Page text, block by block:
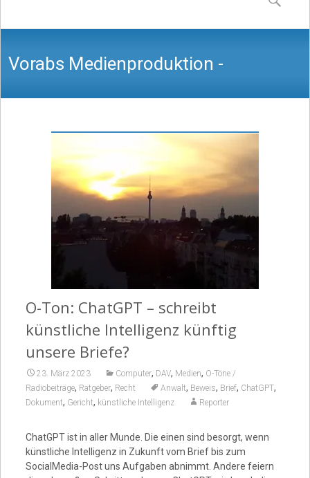
content
nach:
Vorabs Medienproduktion -
Nachrichten, Texte, Podcast, O-Töne,
Video
O-Ton: ChatGPT – schreibt
künstliche Intelligenz künftig
unsere Briefe?
23. März 2023 Computer, DAV, Medien, O-Töne /
Radiobeiträge, Ratgeber, Recht Anwalt, Beweis, Brief, ChatGPT,
Dokument, Gericht, künstliche Intelligenz Reporter
ChatGPT ist in aller Munde. Die einen sind besorgt, wenn
künstliche Intelligenz in Zukunft vom Brief bis zum
SocialMedia-Post uns Aufgaben abnimmt. Andere feiern